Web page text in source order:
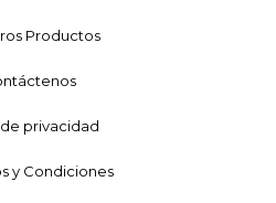
Productos
privacidad
y Condiciones